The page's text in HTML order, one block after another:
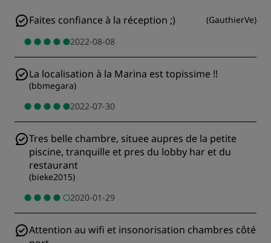
Faites confiance à la réception ;) (GauthierVe)
2022-08-08
La localisation à la Marina est topissime !!
(bbmegara)
2022-07-30
Tres belle chambre, situee aupres de la petite
piscine, tranquille et pres du lobby har et du
restaurant
(bieke2015)
2020-01-29
Attention au wifi et insonorisation chambres côté